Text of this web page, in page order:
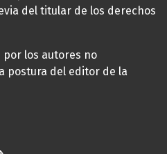
del titular de los derechos
por los autores no
postura del editor de la